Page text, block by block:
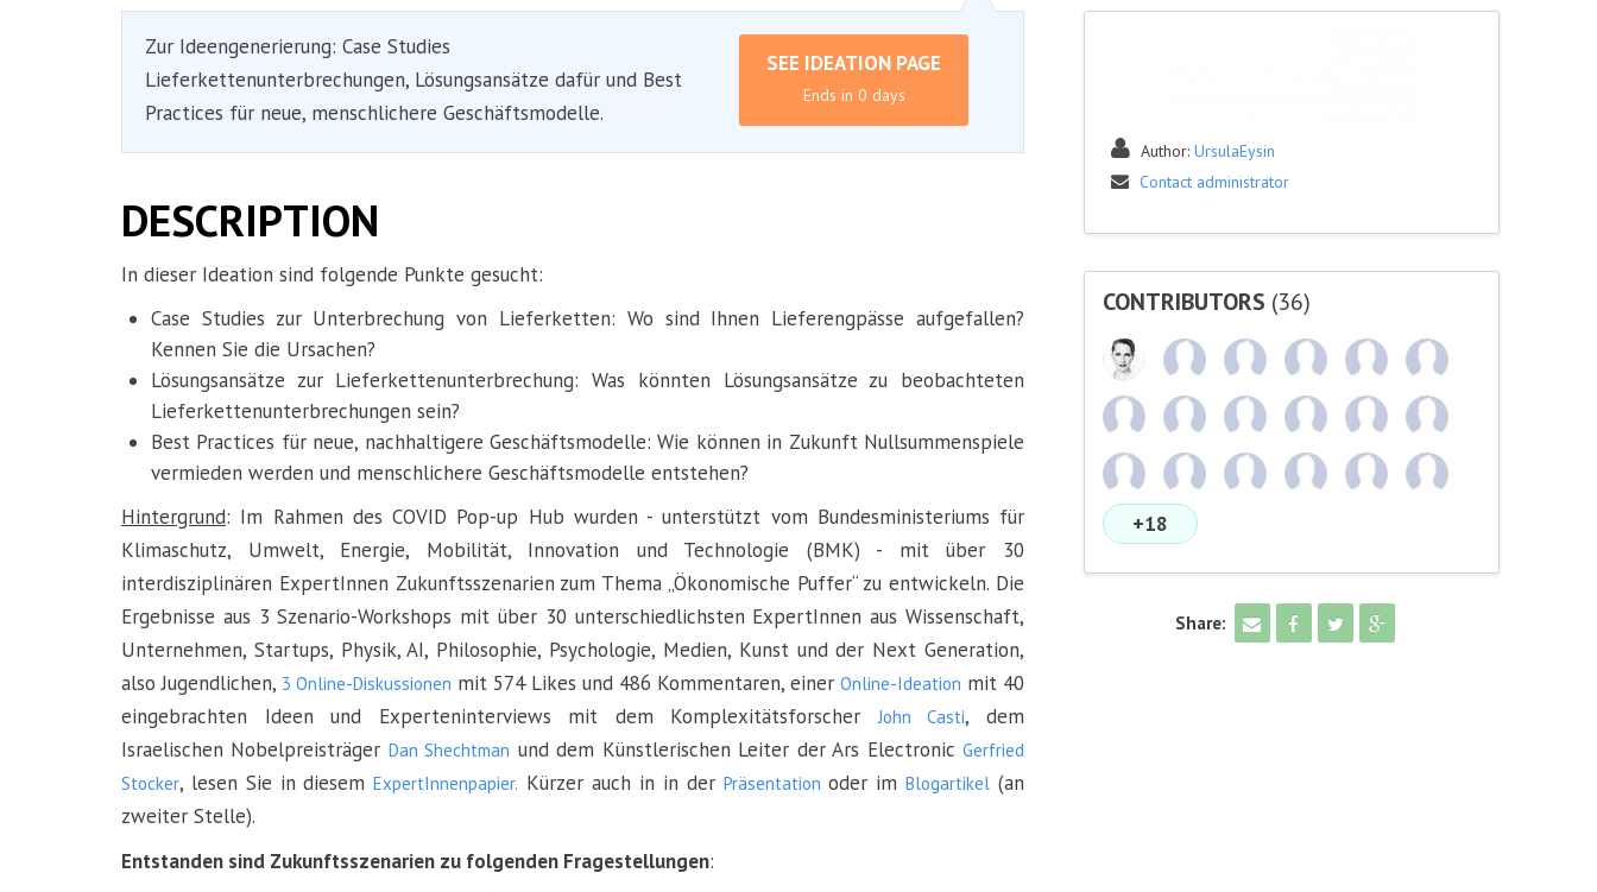
Zur Ideengenerierung: Case Studies
Lieferkettenunterbrechungen, Lösungsansätze dafür und Best
Practices für neue, menschlichere Geschäftsmodelle.
SEE IDEATION PAGE
Ends in 0 days
DESCRIPTION
In dieser Ideation sind folgende Punkte gesucht:
Case Studies zur Unterbrechung von Lieferketten: Wo sind Ihnen Lieferengpässe aufgefallen?
Kennen Sie die Ursachen?
Lösungsansätze zur Lieferkettenunterbrechung: Was könnten Lösungsansätze zu beobachteten
Lieferkettenunterbrechungen sein?
Best Practices für neue, nachhaltigere Geschäftsmodelle: Wie können in Zukunft Nullsummenspiele
vermieden werden und menschlichere Geschäftsmodelle entstehen?
Hintergrund: Im Rahmen des COVID Pop-up Hub wurden - unterstützt vom Bundesministeriums für
Klimaschutz, Umwelt, Energie, Mobilität, Innovation und Technologie (BMK) - mit über 30
interdisziplinären ExpertInnen Zukunftsszenarien zum Thema „Ökonomische Puffer“ zu entwickeln. Die
Ergebnisse aus 3 Szenario-Workshops mit über 30 unterschiedlichsten ExpertInnen aus Wissenschaft,
Unternehmen, Startups, Physik, AI, Philosophie, Psychologie, Medien, Kunst und der Next Generation,
also Jugendlichen, 3 Online-Diskussionen mit 574 Likes und 486 Kommentaren, einer Online-Ideation mit 40
eingebrachten Ideen und Experteninterviews mit dem KomplexitätsforscherJohn Casti, dem
Israelischen Nobelpreisträger Dan Shechtman und dem Künstlerischen Leiter der Ars ElectronicGerfried
Stocker, lesen Sie in diesemExpertInnenpapier. Kürzer auch in in der Präsentation oder imBlogartikel (an
zweiter Stelle).
Entstanden sind Zukunftsszenarien zu folgenden Fragestellungen:
Author: UrsulaEysin
Contact administrator
CONTRIBUTORS (36)
+18
Share: